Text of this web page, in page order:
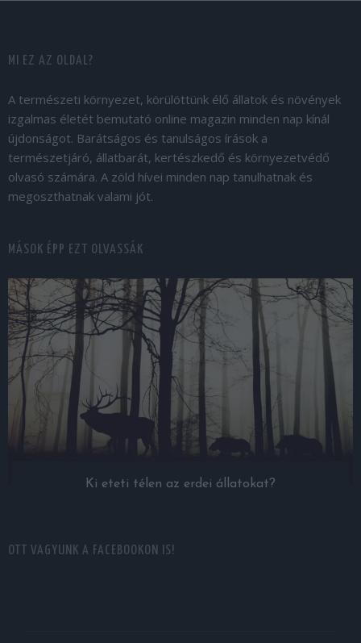
MI EZ AZ OLDAL?
A természeti környezet, körülöttünk élő állatok és növények
izgalmas életét bemutató online magazin minden nap kínál
újdonságot. Barátságos és tanulságos írások a
természetjáró, állatbarát, kertészkedő és környezetvédő
olvasó számára. A zöld hívei minden nap tanulhatnak és
megoszthatnak valami jót.
MÁSOK ÉPP EZT OLVASSÁK
Ki eteti télen az erdei állatokat?
OTT VAGYUNK A FACEBOOKON IS!